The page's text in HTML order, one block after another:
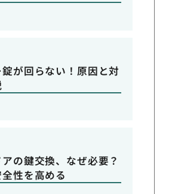
が回らない！原因と対
の鍵交換、なぜ必要？
性を高める